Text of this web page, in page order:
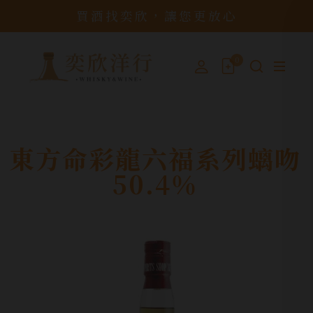
買酒找奕欣，讓您更放心
東方命彩龍六福系列螭吻
50.4％